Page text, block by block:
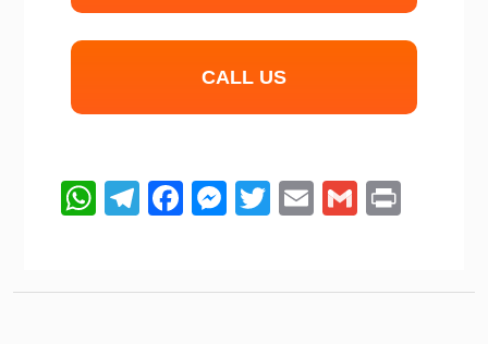
CALL US
W
s
T
gr
F
b
M
e
T
er
E
l
G
l
Pr